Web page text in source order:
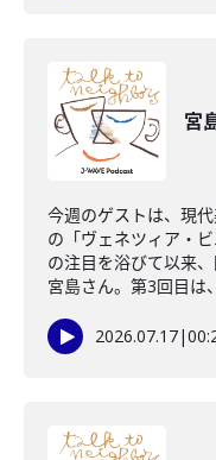
宮
今週のゲストは、現
の「ヴェネツィア・
の注目を浴びて以来
宮島さん。第3回目は
2026.07.17|